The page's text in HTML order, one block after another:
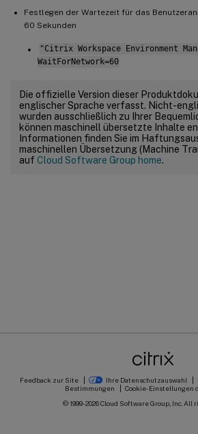
Festlegen der Wartezeit für das
60 Sekunden
"Citrix Workspace Environment
WaitForNetwork=60
Die offizielle Version dieser
englischer Sprache verfasst. Nicht-
wurden ausschließlich zu Ihrer
können maschinell übersetzte Inhalte
Informationen finden Sie im
maschinellen Übersetzung (Machine
auf Cloud Software Group home.
Feedback zur Site Ihre Datenschutzauswahl
Bestimmungen
Cookie-Einstellungen
© 1999-2026Cloud Software Group, Inc. All